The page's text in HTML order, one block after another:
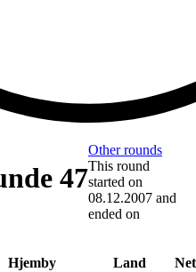
47
Other rounds
This round
started on
08.12.2007 and
ended on
Hjemby Land